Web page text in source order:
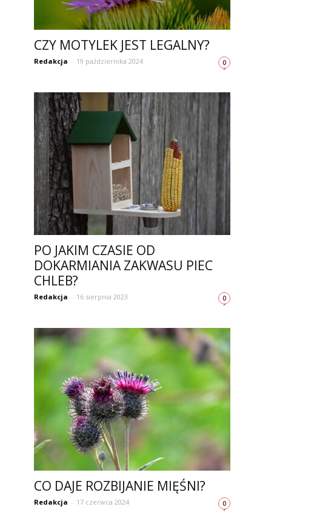
CZY MOTYLEK JEST LEGALNY?
Redakcja - 19 października 2024 0
PO JAKIM CZASIE OD
DOKARMIANIA ZAKWASU PIEC
CHLEB?
Redakcja - 16 sierpnia 2023 0
CO DAJE ROZBIJANIE MIĘŚNI?
Redakcja - 17 czerwca 2024 0